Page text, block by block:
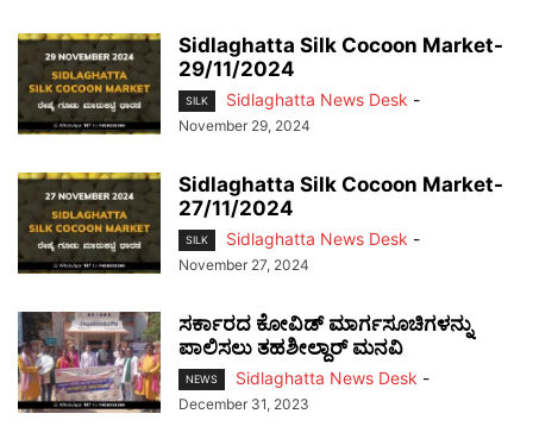
Sidlaghatta Silk Cocoon Market-
29/11/2024
SILK Sidlaghatta News Desk -
November 29, 2024
Sidlaghatta Silk Cocoon Market-
27/11/2024
SILK Sidlaghatta News Desk -
November 27, 2024
ಸರ್ಕಾರದ ಕೋವಿಡ್ ಮಾರ್ಗಸೂಚಿಗಳನ್ನು
ಪಾಲಿಸಲು ತಹಶೀಲ್ದಾರ್ ಮನವಿ
NEWS Sidlaghatta News Desk -
December 31, 2023